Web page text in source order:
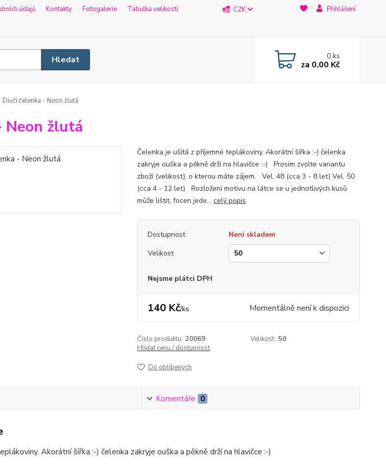
údajů Kontakty Fotogalerie
Tabulka velikostí
CZK Přihlášení
Hledat 0ks
za 0,00 Kč
Dívčí čelenka - Neon žlutá
Neon žlutá
Čelenka je ušítá z příjemné teplákoviny. Akorátní šířka :-) čelenka
zakryje ouška a pěkně drží na hlavičce :-) Prosím zvolte variantu
zboží (velikost), o kterou máte zájem. Vel. 48 (cca 3 - 8 let) Vel. 50
(cca 4 - 12 let) Rozložení motivu na látce se u jednotlivých kusů
může lištit, focen jede... celý popis
Dostupnost
Není skladem
Velikost
Nejsme plátci DPH
140 Kč/ks Momentálně není k dispozici
Číslo produktu: 20069 Velikost: 50
Hlídat cenu / dostupnost
Do oblíbených
Komentáře 0
Akorátní šířka :-) čelenka zakryje ouška a pěkně drží na hlavičce :-)